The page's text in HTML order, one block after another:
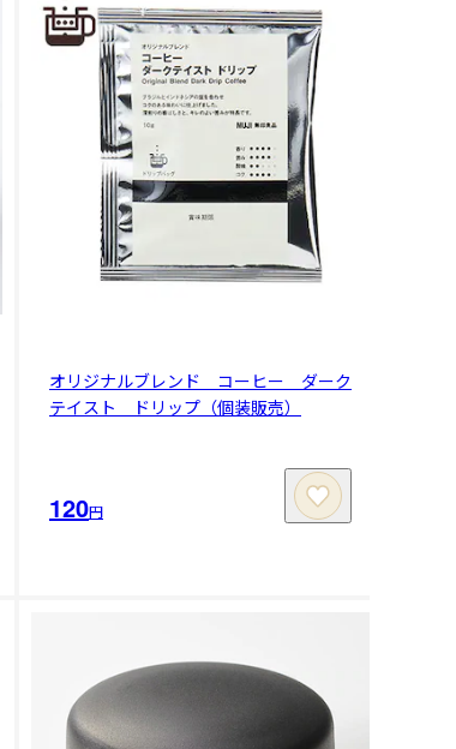
オリジナルブレンド コーヒー ダーク
テイスト ドリップ（個装販売）
120円